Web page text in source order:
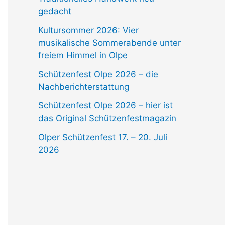
gedacht
Kultursommer 2026: Vier
musikalische Sommerabende unter
freiem Himmel in Olpe
Schützenfest Olpe 2026 – die
Nachberichterstattung
Schützenfest Olpe 2026 – hier ist
das Original Schützenfestmagazin
Olper Schützenfest 17. – 20. Juli
2026